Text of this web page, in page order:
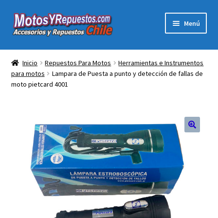
Ir
a
Ir
al
Menú
Acc y Rep Motocross Enduro
el
menú
Electronica Para Motos
Filtros para Motos
Herramientas Para Taller
Ropa para Motociclistas
Tienda Física Motosyrepuestos
Inicio Repuestos Para Motos
Herramientas e Instrumentos
para motos
Lampara de Puesta a punto y detección de fallas de
moto pietcard 4001